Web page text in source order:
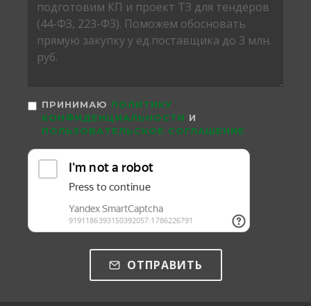
ПРИНИМАЮ ПОЛИТИКУ
КОНФИДЕНЦИАЛЬНОСТИ И
ПОЛЬЗОВАТЕЛЬСКОЕ СОГЛАШЕНИЕ
ОТПРАВИТЬ